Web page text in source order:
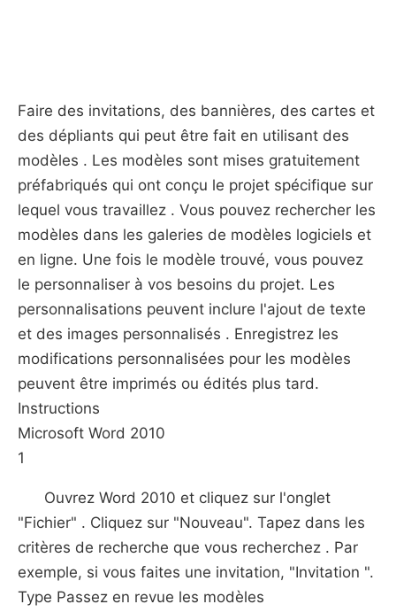
Faire des invitations, des bannières, des cartes et
des dépliants qui peut être fait en utilisant des
modèles . Les modèles sont mises gratuitement
préfabriqués qui ont conçu le projet spécifique sur
lequel vous travaillez . Vous pouvez rechercher les
modèles dans les galeries de modèles logiciels et
en ligne. Une fois le modèle trouvé, vous pouvez
le personnaliser à vos besoins du projet. Les
personnalisations peuvent inclure l'ajout de texte
et des images personnalisés . Enregistrez les
modifications personnalisées pour les modèles
peuvent être imprimés ou édités plus tard.
Instructions
Microsoft Word 2010
1
Ouvrez Word 2010 et cliquez sur l'onglet
"Fichier" . Cliquez sur "Nouveau". Tapez dans les
critères de recherche que vous recherchez . Par
exemple, si vous faites une invitation, "Invitation ".
Type Passez en revue les modèles